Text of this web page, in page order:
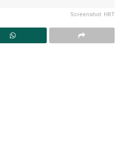
Screenshot: HRT